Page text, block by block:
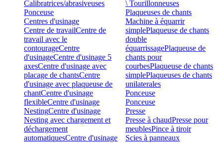
Calibratrices/abrasiveuses
Ponceuse
Centres d'usinage
Centre de travailCentre de
travail avec le
contourageCentre
d'usinageCentre d'usinage 5
axesCentre d'usinage avec
placage de chantsCentre
d'usinage avec plaqueuse de
chantCentre d'usinage
flexibleCentre d'usinage
NestingCentre d'usinage
Nesting avec chargement et
déchargement
automatiquesCentre d'usinage
\ Tourillonneuses
Plaqueuses de chants
Machine à équarrir
simplePlaqueuse de chants
double
équarrissagePlaqueuse de
chants pour
courbesPlaqueuse de chants
simplePlaqueuses de chants
unilaterales
Ponceuse
Ponceuse
Presse
Presse à chaudPresse pour
meublesPince à tiroir
Scies à panneaux